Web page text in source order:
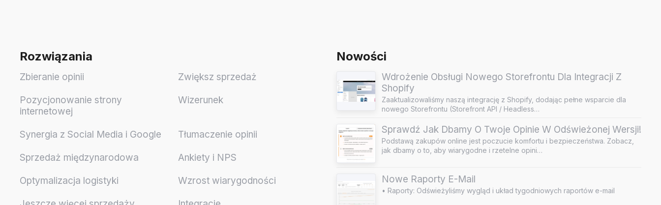
Rozwiązania
Zbieranie opinii Zwiększ sprzedaż
Pozycjonowanie strony
internetowej
Wizerunek
Synergia z Social Media i Google Tłumaczenie opinii
Sprzedaż międzynarodowa Ankiety i NPS
Optymalizacja logistyki Wzrost wiarygodności
Nowości
Wdrożenie Obsługi Nowego Storefrontu Dla Integracji Z
Shopify
Zaaktualizowaliśmy naszą integrację z Shopify, dodając pełne wsparcie dla
nowego Storefrontu (Storefront API / Headless…
Sprawdź Jak Dbamy O Twoje Opinie W Odświeżonej Wersji!
Podstawą zakupów online jest poczucie komfortu i bezpieczeństwa. Zobacz,
jak dbamy o to, aby wiarygodne i rzetelne opini…
Nowe Raporty E-Mail
• Raporty: Odświeżyliśmy wygląd i układ tygodniowych raportów e-mail